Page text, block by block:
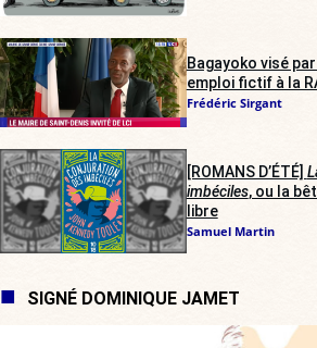
Bagayoko visé
emploi fictif à la
Frédéric Sirgant
[ROMANS D’ÉTÉ]
imbéciles, ou la
libre
Samuel Martin
SIGNÉ DOMINIQUE JAMET